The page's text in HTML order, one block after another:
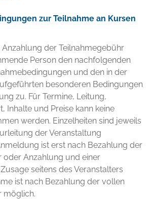
zur Teilnahme an Kursen
der Teilnahmegebühr
Person den nachfolgenden
und den in der
besonderen Bedingungen
zu. Für Termine, Leitung,
Inhalte und Preise kann keine
werden. Einzelheiten sind jeweils
der Veranstaltung
ist erst nach Bezahlung der
oder Anzahlung und einer
seitens des Veranstalters
ist nach Bezahlung der vollen
möglich.